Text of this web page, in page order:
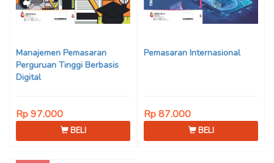
Manajemen Pemasaran
Perguruan Tinggi Berbasis
Digital
Rp 97.000
BELI
Pemasaran Internasional
Rp 87.000
BELI